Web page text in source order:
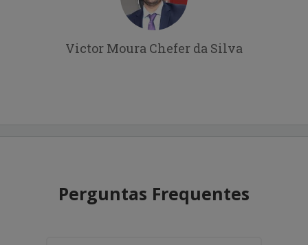
Victor Moura Chefer da Silva
Perguntas Frequentes